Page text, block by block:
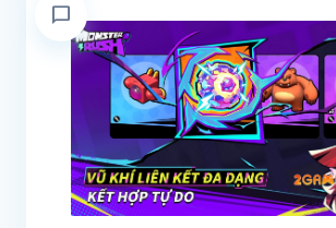
chat_bubble